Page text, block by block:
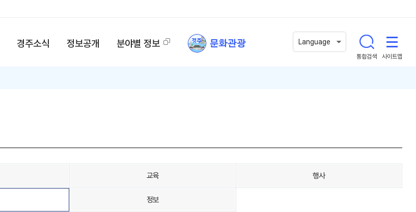
경주소식 정보공개 분야별 정보 문화관광 Language
통합검색 사이트맵
교육 행사
정보